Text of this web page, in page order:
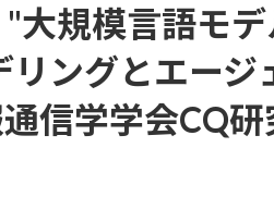
大規模言語モ
ングとエージ
信学学会CQ研